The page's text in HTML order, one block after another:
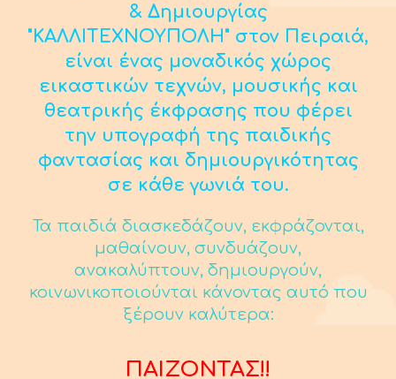
& Δημιουργίας
"ΚΑΛΛΙΤΕΧΝΟΥΠΟΛΗ" στον Πειραιά,
είναι ένας μοναδικός χώρος
εικαστικών τεχνών, μουσικής και
θεατρικής έκφρασης που φέρει
την υπογραφή της παιδικής
φαντασίας και δημιουργικότητας
σε κάθε γωνιά του.
Τα παιδιά διασκεδάζουν, εκφράζονται,
μαθαίνουν, συνδυάζουν,
ανακαλύπτουν, δημιουργούν,
κοινωνικοποιούνται κάνοντας αυτό που
ξέρουν καλύτερα:
ΠΑΙΖΟΝΤΑΣ!!